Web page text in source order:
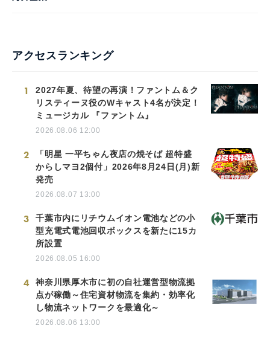
アクセスランキング
1
2027年夏、待望の再演！ファントム＆ク
リスティーヌ役のWキャスト4名が決定！
ミュージカル 『ファントム』
2026.08.06 12:00
2
「明星 一平ちゃん夜店の焼そば 超特盛
からしマヨ2個付」2026年8月24日(月)新
発売
2026.08.07 13:00
3
千葉市内にリチウムイオン電池などの小
型充電式電池回収ボックスを新たに15カ
所設置
2026.08.05 16:00
4
神奈川県厚木市に初の自社運営型物流拠
点が稼働～住宅資材物流を集約・効率化
し物流ネットワークを最適化～
2026.08.06 13:00